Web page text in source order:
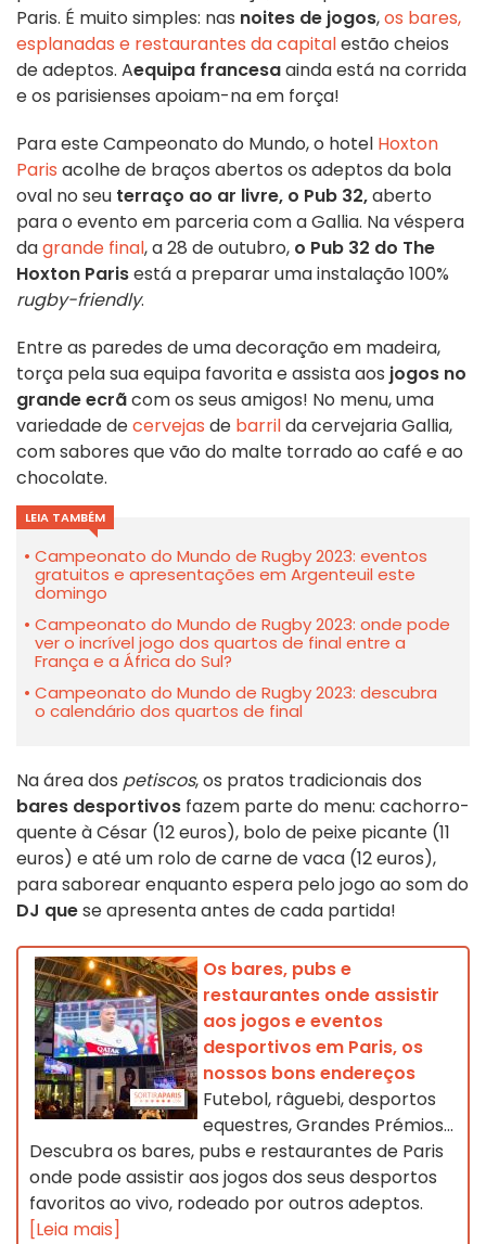
Paris. É muito simples: nas noites de jogos,os bares,
esplanadas e restaurantes da capitalestão cheios
de adeptos. Aequipa francesaainda está na corrida
e os parisienses apoiam-na em força!
Para este Campeonato do Mundo, o hotel Hoxton
Paris acolhe de braços abertos os adeptos da bola
oval no seu terraço ao ar livre, o Pub 32,aberto
para o evento em parceria com a Gallia. Na véspera
dagrande final, a 28 de outubro, o Pub 32 do The
Hoxton Parisestá a preparar uma instalação 100%
rugby-friendly.
Entre as paredes de uma decoração em madeira,
torça pela sua equipa favorita e assista aos jogos no
grande ecrãcom os seus amigos! No menu, uma
variedade decervejas de barrilda cervejaria Gallia,
com sabores que vão do malte torrado ao café e ao
chocolate.
LEIA TAMBÉM
Campeonato do Mundo de Rugby 2023: eventos
gratuitos e apresentações em Argenteuil este
domingo
Campeonato do Mundo de Rugby 2023: onde pode
ver o incrível jogo dos quartos de final entre a
França e a África do Sul?
Campeonato do Mundo de Rugby 2023: descubra
o calendário dos quartos de final
Na área dos petiscos, os pratos tradicionais dos
bares desportivos fazem parte do menu: cachorro-
quente à César (12 euros), bolo de peixe picante (11
euros) e até um rolo de carne de vaca (12 euros),
para saborear enquanto espera pelo jogo ao som do
DJ quese apresenta antes de cada partida!
Os bares, pubs e
restaurantes onde assistir
aos jogos e eventos
desportivos em Paris, os
nossos bons endereços
Futebol, râguebi, desportos
equestres, Grandes Prémios...
Descubra os bares, pubs e restaurantes de Paris
onde pode assistir aos jogos dos seus desportos
favoritos ao vivo, rodeado por outros adeptos.
[Leia mais]